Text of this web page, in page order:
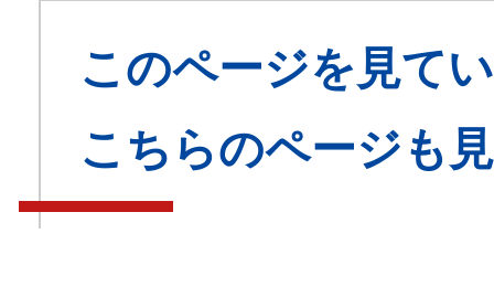
このページを見て
こちらのページも